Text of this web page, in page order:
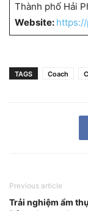
Thành phố Hải
Website:
TAGS Coach
Previous article
Trải nghiệm ẩm